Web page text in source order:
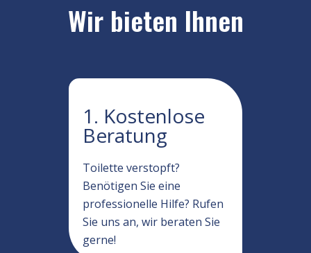
Wir bieten Ihnen
1. Kostenlose
Beratung
Toilette verstopft?
Benötigen Sie eine
professionelle Hilfe? Rufen
Sie uns an, wir beraten Sie
gerne!